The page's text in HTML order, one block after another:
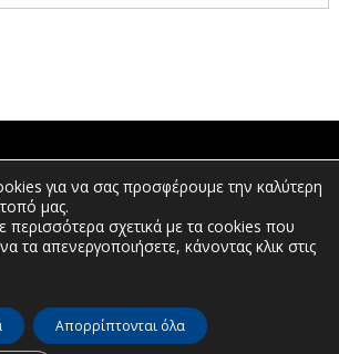
ΠΟΛΙΤΕΣ
ΕΠΕΝΔΥΤΕΣ
& Ηλεκτρονικής Διακυβέρνησης | Περιφέρεια
για να σας προσφέρουμε την καλύτερη
μας.
περισσότερα σχετικά με τα cookies που
τα απενεργοποιήσετε, κάνοντας κλικ στις
Απορρίπτονται όλα